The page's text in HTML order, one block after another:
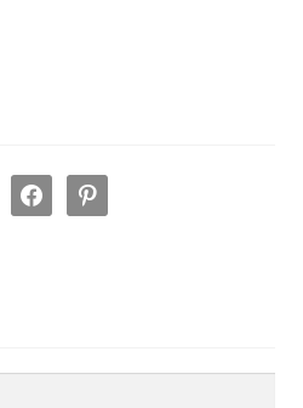
facebookpinterest